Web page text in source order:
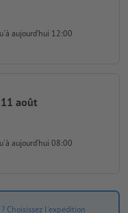
aujourd’hui 12:00
août
aujourd’hui 08:00
Choisissez l'expédition